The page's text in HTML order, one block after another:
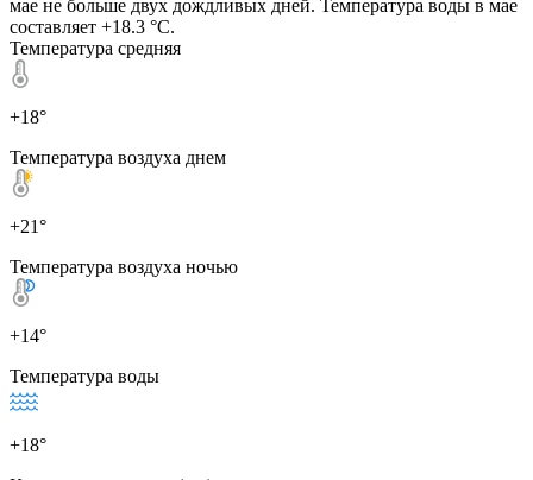
мае не больше двух дождливых дней. Температура воды в мае
составляет +18.3 °C.
Температура средняя
+18°
Температура воздуха днем
+21°
Температура воздуха ночью
+14°
Температура воды
+18°